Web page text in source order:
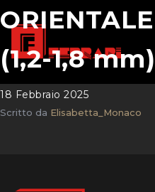
(1,2-1,8 mm)
18 Febbraio 2025
Scritto da Elisabetta_Monaco